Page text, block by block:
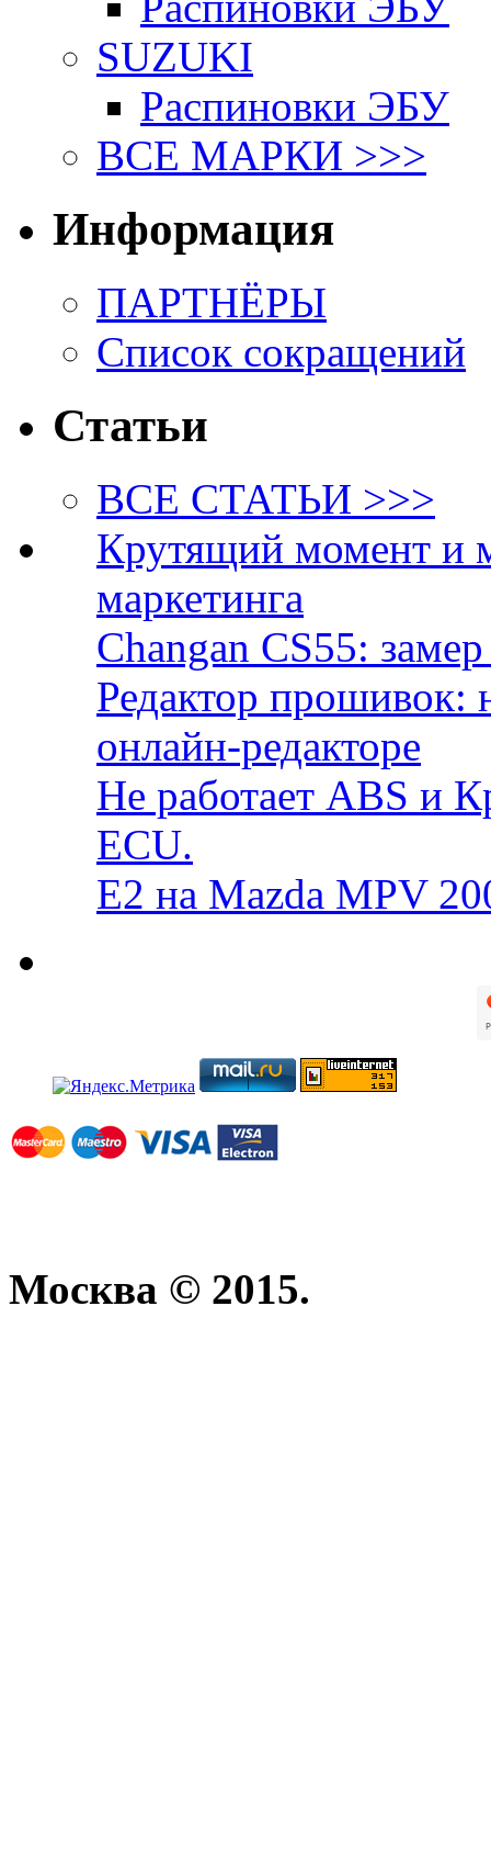
SUZUKI
Распиновки ЭБУ
ВСЕ МАРКИ >>>
Информация
ПАРТНЁРЫ
Список сокращений
Статьи
ВСЕ СТАТЬИ >>>
Крутящий момент и
маркетинга
Changan CS55:
Редактор прошивок:
онлайн-редакторе
Не работает ABS и
ECU.
E2 на Mazda MPV
Москва © 2015.